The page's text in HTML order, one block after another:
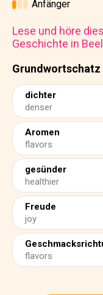
Grundwortschatz
dichter
denser
Aromen
flavors
gesünder
healthier
Freude
joy
flavors
Anfänger
Lese und höre
Geschichte in